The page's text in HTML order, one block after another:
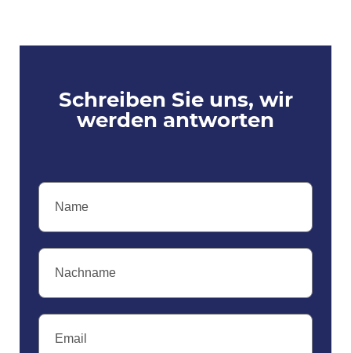
Schreiben Sie uns, wir
werden antworten